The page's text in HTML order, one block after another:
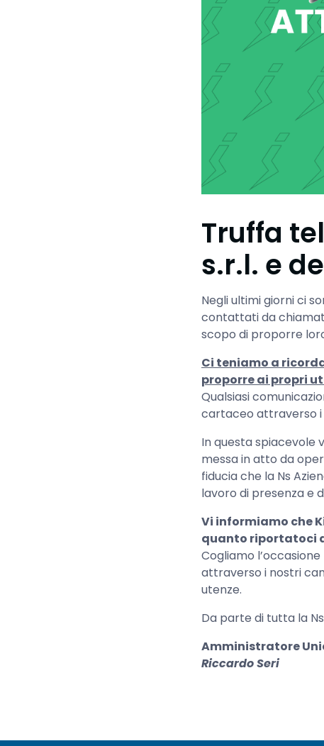
Truffa
s.r.l. e
Negli ultimi giorni ci
contattati da
scopo di proporre
Ci teniamo a
proporre ai propri
Qualsiasi
cartaceo attraverso i
In questa spiacevole
messa in atto da
fiducia che la Ns
lavoro di presenza e
Vi informiamo che
quanto riportatoci
Cogliamo
attraverso i nostri
utenze.
Da parte di tutta la
Amministratore
Riccardo Seri